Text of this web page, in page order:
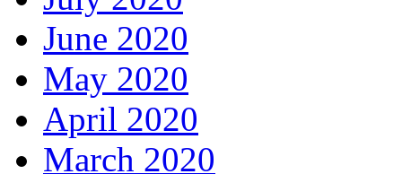
June 2020
May 2020
April 2020
March 2020